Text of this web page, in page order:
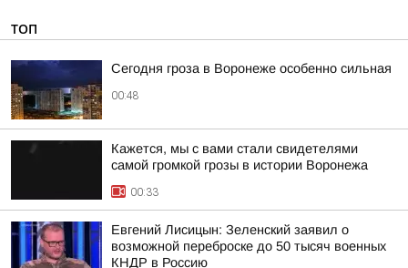
ТОП
Сегодня гроза в Воронеже особенно сильная
00:48
Кажется, мы с вами стали свидетелями
самой громкой грозы в истории Воронежа
00:33
Евгений Лисицын: Зеленский заявил о
возможной переброске до 50 тысяч военных
КНДР в Россию